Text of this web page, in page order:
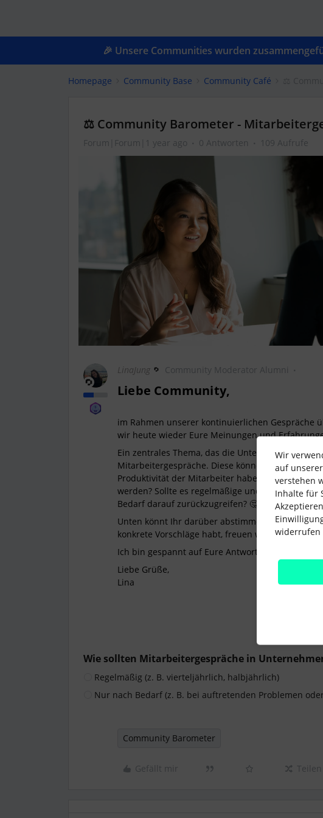
🎉 Unsere Communities wurden
Homepage Community Base Community Café
⚖️ Community Barometer -
Forum|Forum|1 year ago 0 Antworten 109 Aufrufe
LinaJung Community Moderator Alumni
Liebe Community,
im Rahmen unserer kontinuierlichen Gespräche
wir heute wieder Eure Meinungen und
Ein zentrales Thema, das die
Mitarbeitergespräche. Diese können einen
Produktivität der Mitarbeiter haben. Doch wie
werden? Sollte es regelmäßige und proaktive
Bedarf darauf zurückzugreifen? 🤔
Unten könnt Ihr darüber abstimmen! Wenn Ihr
konkrete Vorschläge habt, freuen wir uns, wenn
Ich bin gespannt auf Eure Antworten und auf die
Liebe Grüße,
Lina
Wie sollten Mitarbeitergespräche in
Regelmäßig (z. B. vierteljährlich, halbjährlich)
Nur nach Bedarf (z. B. bei auftretenden Problemen
Community Barometer
Gefällt mir Teilen
Wir
auf
verstehen
Inhalte für
widerrufen